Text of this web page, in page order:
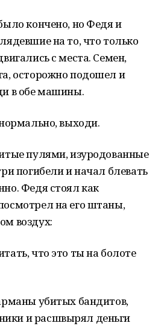
кончено, но Федя и
на то, что только
с места. Семен,
осторожно подошел и
в обе машины.
выходи.
пулями, изуродованные
погибели и начал блевать
Федя стоял как
на его штаны,
воздух:
что это ты на болоте
убитых бандитов,
и расшвырял деньги